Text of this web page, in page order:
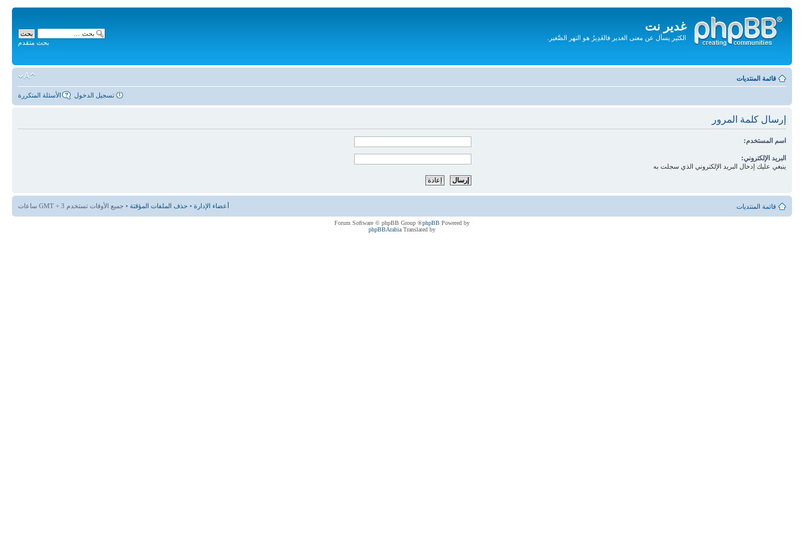
غدير نت
الكثير يسأل عن معنى الغدير فالغَدِيرُ هو النهر الصَّغير.
المحتويات
بحث متقدم
قائمة المنتديات
الأسئلة المتكررة تسجيل الدخول
إرسال كلمة المرور
اسم المستخدم:
البريد الإلكتروني:
ينبغي عليك إدخال البريد الإلكتروني الذي سجلت به
قائمة المنتديات أعضاء الإدارة • حذف الملفات المؤقتة • جميع الأوقات تستخدم GMT + 3 ساعات
Powered by
phpBB
® Forum Software © phpBB Group
Translated by
phpBBArabia